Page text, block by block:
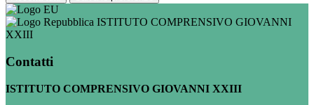
ISTITUTO COMPRENSIVO GIOVANNI
XXIII
Contatti
ISTITUTO COMPRENSIVO GIOVANNI XXIII